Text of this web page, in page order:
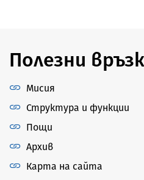
Полезни
Мисия
Структура и функции
Пощи
Архив
Карта на сайта